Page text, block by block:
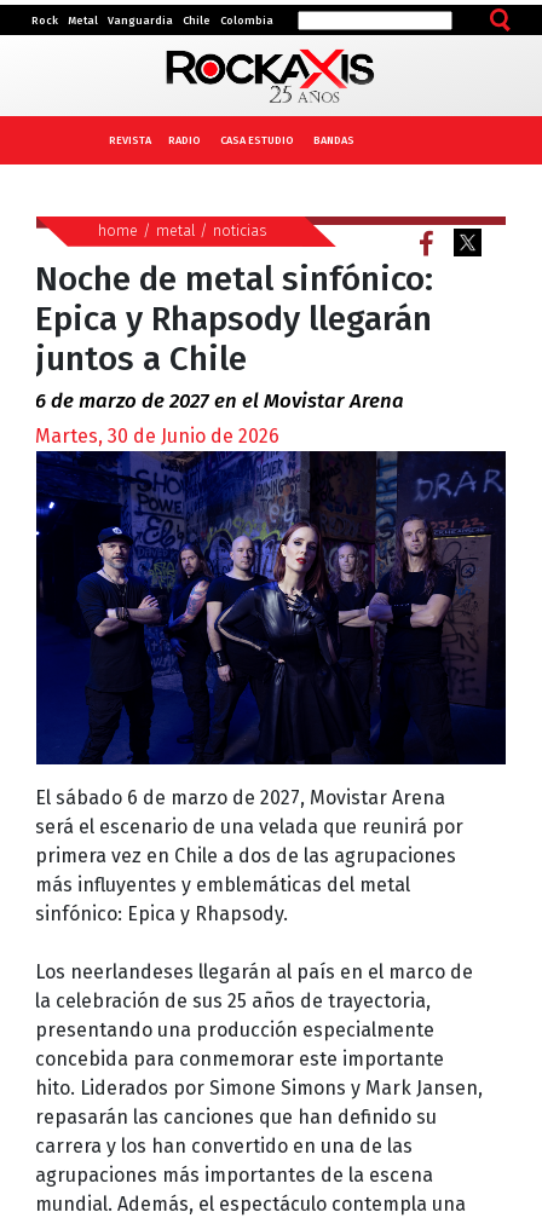
Rock Metal Vanguardia Chile Colombia
REVISTA RADIO CASA ESTUDIO BANDAS
home / metal/ noticias
Noche de metal sinfónico:
Epica y Rhapsody llegarán
juntos a Chile
6 de marzo de 2027 en el Movistar Arena
Martes, 30 de Junio de 2026
El sábado 6 de marzo de 2027, Movistar Arena
será el escenario de una velada que reunirá por
primera vez en Chile a dos de las agrupaciones
más influyentes y emblemáticas del metal
sinfónico: Epica y Rhapsody.
Los neerlandeses llegarán al país en el marco de
la celebración de sus 25 años de trayectoria,
presentando una producción especialmente
concebida para conmemorar este importante
hito. Liderados por Simone Simons y Mark Jansen,
repasarán las canciones que han definido su
carrera y los han convertido en una de las
agrupaciones más importantes de la escena
mundial. Además, el espectáculo contempla una